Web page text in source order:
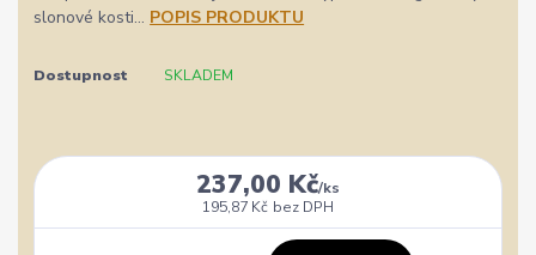
slonové kosti... POPIS PRODUKTU
Dostupnost SKLADEM
237,00 Kč/ks
195,87 Kč bez DPH